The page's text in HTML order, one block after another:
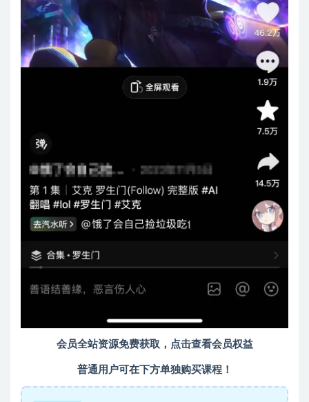
会员全站资源免费获取，点击查看会员权益
普通用户可在下方单独购买课程！